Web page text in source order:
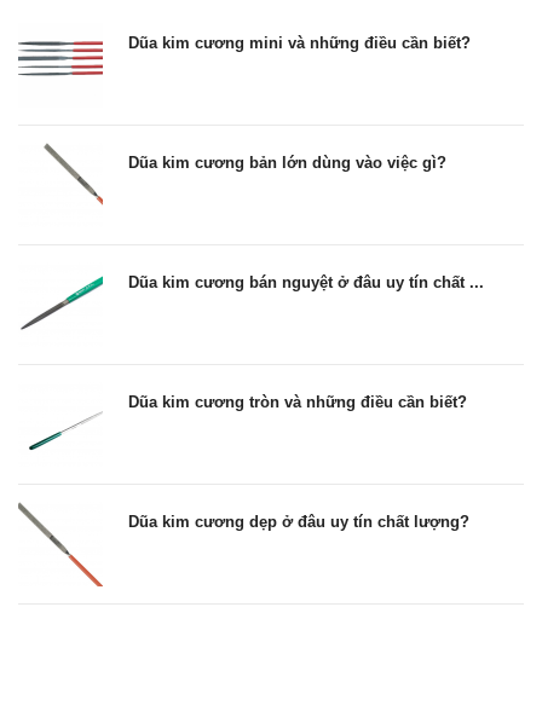
Dũa kim cương mini và những điều cần biết?
Dũa kim cương bản lớn dùng vào việc gì?
Dũa kim cương bán nguyệt ở đâu uy tín chất ...
Dũa kim cương tròn và những điều cần biết?
Dũa kim cương dẹp ở đâu uy tín chất lượng?